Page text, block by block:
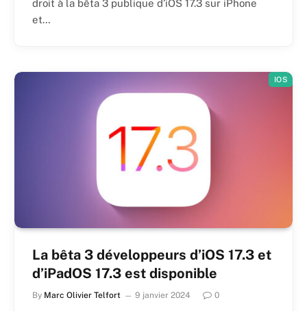
droit à la bêta 3 publique d’iOS 17.3 sur iPhone
et…
IOS
La bêta 3 développeurs d’iOS 17.3 et
d’iPadOS 17.3 est disponible
By Marc Olivier Telfort 9 janvier 2024 0